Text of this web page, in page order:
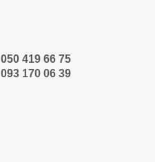
050 419 66 75
093 170 06 39